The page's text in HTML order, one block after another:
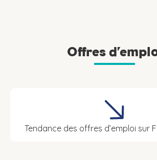
Offres
Tendance des offres d’emploi sur